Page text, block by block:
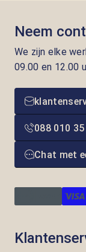
Neem
We zijn elke
09.00 en 12.00
088 010 35
Chat met